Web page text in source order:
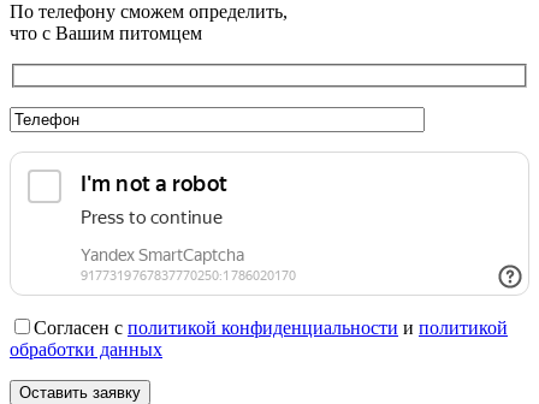
По телефону сможем определить,
что с Вашим питомцем
Согласен с политикой конфиденциальности и политикой
обработки данных